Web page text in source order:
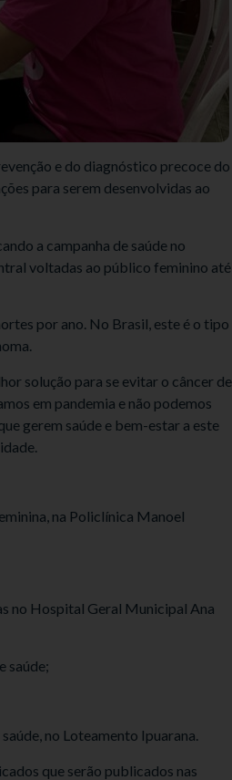
e do diagnóstico precoce do
para serem desenvolvidas ao
a campanha de saúde no
voltadas ao público feminino até
por ano. No Brasil, este é o tipo
solução para se evitar o câncer de
em pandemia e não podemos
gerem saúde e bem-estar a este
na Policlínica Manoel
no Hospital Geral Municipal Ana
saúde;
no Loteamento Ipuarana.
que serão publicados nas